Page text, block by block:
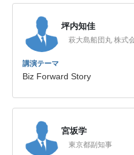
坪内知佳
萩大島船団丸 株式
講演テーマ
Biz Forward Story
宮坂学
東京都副知事